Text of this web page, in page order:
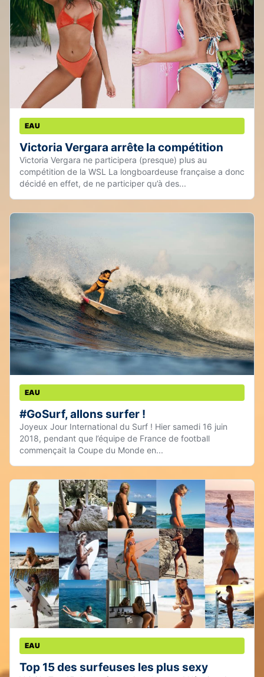
EAU
Victoria Vergara arrête la compétition
Victoria Vergara ne participera (presque) plus au
compétition de la WSL La longboardeuse française a donc
décidé en effet, de ne participer qu’à des...
EAU
#GoSurf, allons surfer !
Joyeux Jour International du Surf ! Hier samedi 16 juin
2018, pendant que l’équipe de France de football
commençait la Coupe du Monde en...
EAU
Top 15 des surfeuses les plus sexy